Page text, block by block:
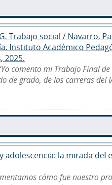
Trabajo social / Navarro,
Instituto Académico
2025.
comento mi Trabajo Final
de grado, de las carreras del
adolescencia: la mirada
cómo fue nuestro